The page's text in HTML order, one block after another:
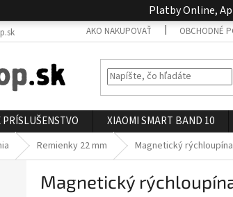
Platby Online,
AKO NAKUPOVAŤ OBCHODNÉ
XIAOMI SMART BAND 10
Remienky 22 mm Magnetický
Magnetický